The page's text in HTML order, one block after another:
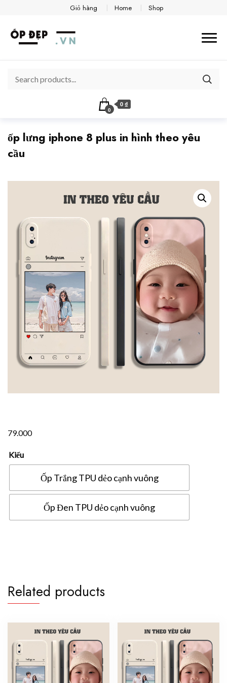
Giỏ hàng Home Shop
0
0 ₫
ốp lưng iphone 8 plus in hình theo yêu
cầu
79.000
Kiểu
Ốp Trắng TPU dẻo cạnh vuông
Ốp Đen TPU dẻo cạnh vuông
plus
in
theo
cầu
quantity
Related products